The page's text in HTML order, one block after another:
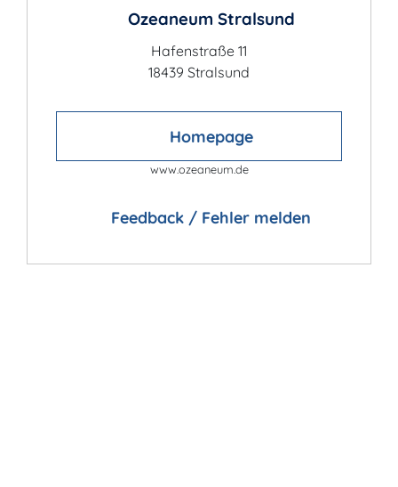
Ozeaneum Stralsund
Hafenstraße 11
18439 Stralsund
Homepage
www.ozeaneum.de
Feedback / Fehler melden